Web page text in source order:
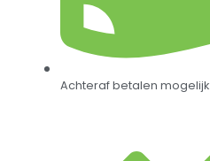
Achteraf betalen mogelijk